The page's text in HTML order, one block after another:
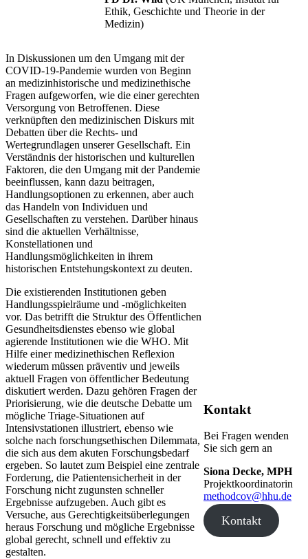
Ethik, Geschichte und Theorie in der
Medizin)
In Diskussionen um den Umgang mit der
COVID-19-Pandemie wurden von Beginn
an medizinhistorische und medizinethische
Fragen aufgeworfen, wie die einer gerechten
Versorgung von Betroffenen. Diese
verknüpften den medizinischen Diskurs mit
Debatten über die Rechts- und
Wertegrundlagen unserer Gesellschaft. Ein
Verständnis der historischen und kulturellen
Faktoren, die den Umgang mit der Pandemie
beeinflussen, kann dazu beitragen,
Handlungsoptionen zu erkennen, aber auch
das Handeln von Individuen und
Gesellschaften zu verstehen. Darüber hinaus
sind die aktuellen Verhältnisse,
Konstellationen und
Handlungsmöglichkeiten in ihrem
historischen Entstehungskontext zu deuten.
Die existierenden Institutionen geben
Handlungsspielräume und -möglichkeiten
vor. Das betrifft die Struktur des Öffentlichen
Gesundheitsdienstes ebenso wie global
agierende Institutionen wie die WHO. Mit
Hilfe einer medizinethischen Reflexion
wiederum müssen präventiv und jeweils
aktuell Fragen von öffentlicher Bedeutung
diskutiert werden. Dazu gehören Fragen der
Priorisierung, wie die deutsche Debatte um
mögliche Triage-Situationen auf
Intensivstationen illustriert, ebenso wie
solche nach forschungsethischen Dilemmata,
die sich aus dem akuten Forschungsbedarf
ergeben. So lautet zum Beispiel eine zentrale
Forderung, die Patientensicherheit in der
Forschung nicht zugunsten schneller
Ergebnisse aufzugeben. Auch gibt es
Versuche, aus Gerechtigkeitsüberlegungen
heraus Forschung und mögliche Ergebnisse
global gerecht, schnell und effektiv zu
gestalten.
Kontakt
Bei Fragen wenden
Sie sich gern an
Siona Decke, MPH
Projektkoordinatorin
methodcov@hhu.de
Kontakt